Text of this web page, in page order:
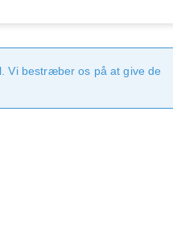
Vi bestræber os på at give de